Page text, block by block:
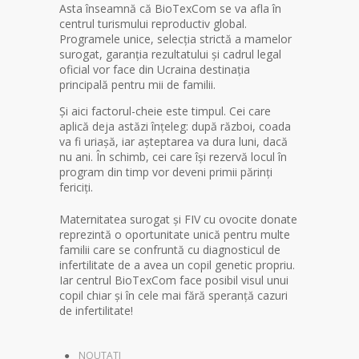
Asta înseamnă că BioTexCom se va afla în
centrul turismului reproductiv global.
Programele unice, selecția strictă a mamelor
surogat, garanția rezultatului și cadrul legal
oficial vor face din Ucraina destinația
principală pentru mii de familii.
Și aici factorul-cheie este timpul. Cei care
aplică deja astăzi înțeleg: după război, coada
va fi uriașă, iar așteptarea va dura luni, dacă
nu ani. În schimb, cei care își rezervă locul în
program din timp vor deveni primii părinți
fericiți.
Maternitatea surogat și FIV cu ovocite donate
reprezintă o oportunitate unică pentru multe
familii care se confruntă cu diagnosticul de
infertilitate de a avea un copil genetic propriu.
Iar centrul BioTexCom face posibil visul unui
copil chiar și în cele mai fără speranță cazuri
de infertilitate!
NOUTATI